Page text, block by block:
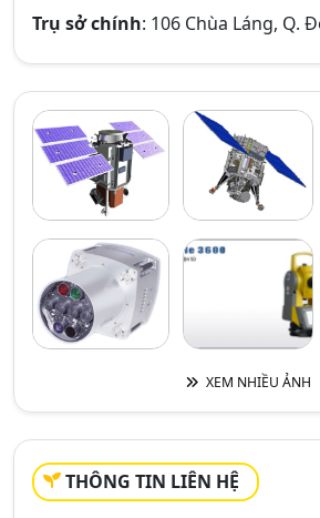
Trụ sở chính: 106 Chùa Láng, Q.
XEM NHIỀU ẢNH
THÔNG TIN LIÊN HỆ